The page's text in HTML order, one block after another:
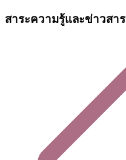
สาระความรู้และข่าวสาร